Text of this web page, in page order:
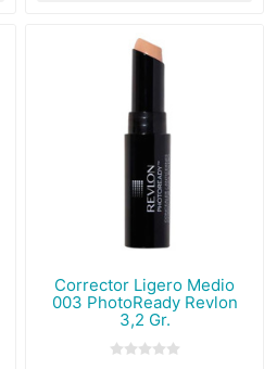
Corrector Ligero Medio
003 PhotoReady Revlon
3,2 Gr.